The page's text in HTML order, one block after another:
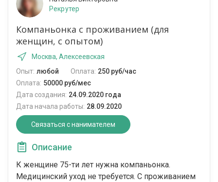
Рекрутер
Компаньонка с проживанием (для
женщин, с опытом)
Москва, Алексеевская
Опыт: любой Оплата: 250 руб/час
Оплата: 50000 руб/мес
Дата создания: 24.09.2020 года
Дата начала работы: 28.09.2020
Связаться с нанимателем
Описание
К женщине 75-ти лет нужна компаньонка.
Медицинский уход не требуется. С проживанием